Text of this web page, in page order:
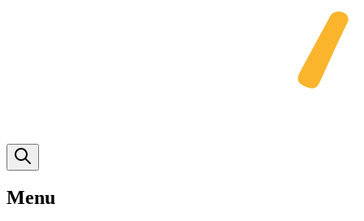
Menu